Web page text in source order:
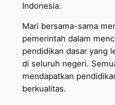
Indonesia.
Mari bersama-sama
pemerintah dalam
pendidikan dasar yang
di seluruh negeri.
mendapatkan
berkualitas.